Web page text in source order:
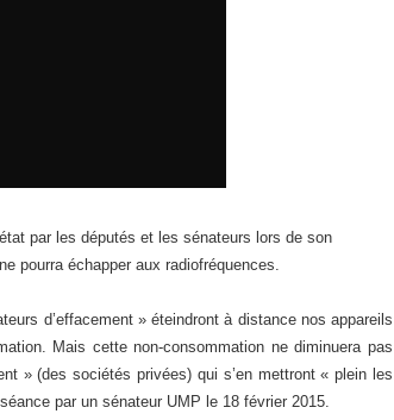
par les députés et les sénateurs lors de son
pourra échapper aux radiofréquences.
d’effacement » éteindront à distance nos appareils
Mais cette non-consommation ne diminuera pas
» (des sociétés privées) qui s’en mettront « plein les
par un sénateur UMP le 18 février 2015.